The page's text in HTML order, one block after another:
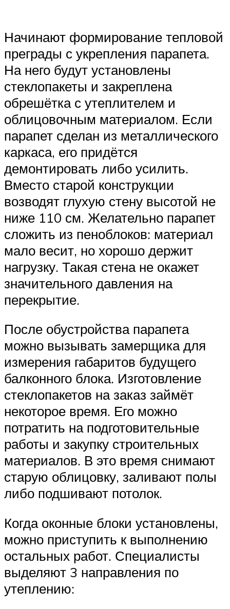
Начинают формирование тепловой
преграды с укрепления парапета.
На него будут установлены
стеклопакеты и закреплена
обрешётка с утеплителем и
облицовочным материалом. Если
парапет сделан из металлического
каркаса, его придётся
демонтировать либо усилить.
Вместо старой конструкции
возводят глухую стену высотой не
ниже 110 см. Желательно парапет
сложить из пеноблоков: материал
мало весит, но хорошо держит
нагрузку. Такая стена не окажет
значительного давления на
перекрытие.
После обустройства парапета
можно вызывать замерщика для
измерения габаритов будущего
балконного блока. Изготовление
стеклопакетов на заказ займёт
некоторое время. Его можно
потратить на подготовительные
работы и закупку строительных
материалов. В это время снимают
старую облицовку, заливают полы
либо подшивают потолок.
Когда оконные блоки установлены,
можно приступить к выполнению
остальных работ. Специалисты
выделяют 3 направления по
утеплению: